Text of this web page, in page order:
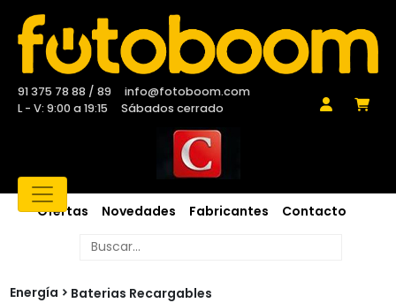
91 375 78 88 / 89
info@fotoboom.com
L - V: 9:00 a 19:15
Sábados cerrado
Ofertas Novedades Fabricantes Contacto
Energía Baterias Recargables